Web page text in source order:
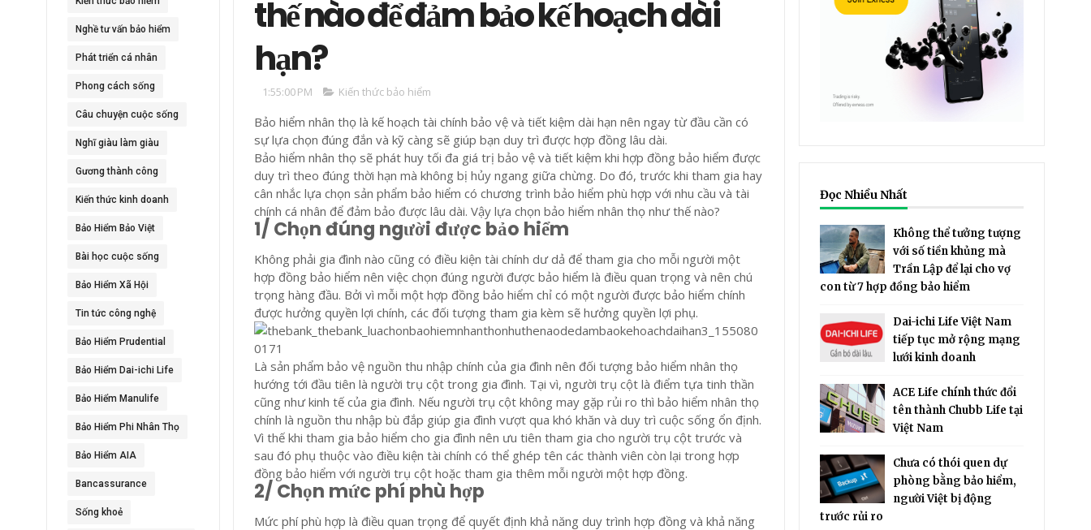
Nghề tư vấn bảo hiểm
Phát triển cá nhân
Phong cách sống
Câu chuyện cuộc sống
Nghĩ giàu làm giàu
Gương thành công
Kiến thức kinh doanh
Bảo Hiểm Bảo Việt
Bài học cuộc sống
Bảo Hiểm Xã Hội
Tin tức công nghệ
Bảo Hiểm Prudential
Bảo Hiểm Dai-ichi Life
Bảo Hiểm Manulife
Bảo Hiểm Phi Nhân Thọ
Bảo Hiểm AIA
Bancassurance
Sống khoẻ
thế nào để đảm bảo kế hoạch dài
hạn?
1:55:00 PM Kiến thức bảo hiểm
Bảo hiểm nhân thọ là kế hoạch tài chính bảo vệ và tiết kiệm dài hạn nên ngay từ đầu cần có
sự lựa chọn đúng đắn và kỹ càng sẽ giúp bạn duy trì được hợp đồng lâu dài.
Bảo hiểm nhân thọ sẽ phát huy tối đa giá trị bảo vệ và tiết kiệm khi hợp đồng bảo hiểm được
duy trì theo đúng thời hạn mà không bị hủy ngang giữa chừng. Do đó, trước khi tham gia hay
cân nhắc lựa chọn sản phẩm bảo hiểm có chương trình bảo hiểm phù hợp với nhu cầu và tài
chính cá nhân để đảm bảo được lâu dài. Vậy lựa chọn bảo hiểm nhân thọ như thế nào?
1/ Chọn đúng người được bảo hiểm
Không phải gia đình nào cũng có điều kiện tài chính dư dả để tham gia cho mỗi người một
hợp đồng bảo hiểm nên việc chọn đúng người được bảo hiểm là điều quan trọng và nên chú
trọng hàng đầu. Bởi vì mỗi một hợp đồng bảo hiểm chỉ có một người được bảo hiểm chính
được hưởng quyền lợi chính, các đối tượng tham gia kèm sẽ hưởng quyền lợi phụ.
Là sản phẩm bảo vệ nguồn thu nhập chính của gia đình nên đối tượng bảo hiểm nhân thọ
hướng tới đầu tiên là người trụ cột trong gia đình. Tại vì, người trụ cột là điểm tựa tinh thần
cũng như kinh tế của gia đình. Nếu người trụ cột không may gặp rủi ro thì bảo hiểm nhân thọ
chính là nguồn thu nhập bù đắp giúp gia đình vượt qua khó khăn và duy trì cuộc sống ổn định.
Vì thế khi tham gia bảo hiểm cho gia đình nên ưu tiên tham gia cho người trụ cột trước và
sau đó phụ thuộc vào điều kiện tài chính có thể ghép tên các thành viên còn lại trong hợp
đồng bảo hiểm với người trụ cột hoặc tham gia thêm mỗi người một hợp đồng.
2/ Chọn mức phí phù hợp
Mức phí phù hợp là điều quan trọng để quyết định khả năng duy trình hợp đồng và khả năng
Đọc Nhiều Nhất
Không thể tưởng tượng
với số tiền khủng mà
Trần Lập để lại cho vợ
con từ 7 hợp đồng bảo hiểm
Dai-ichi Life Việt Nam
tiếp tục mở rộng mạng
lưới kinh doanh
ACE Life chính thức đổi
tên thành Chubb Life tại
Việt Nam
Chưa có thói quen dự
phòng bằng bảo hiểm,
người Việt bị động
trước rủi ro